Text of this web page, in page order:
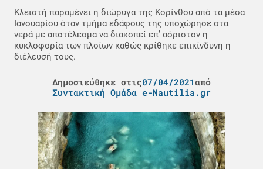
Κλειστή παραμένει η διώρυγα της Κορίνθου από τα μέσα
Ιανουαρίου όταν τμήμα εδάφους της υποχώρησε στα
νερά με αποτέλεσμα να διακοπεί επ’ αόριστον η
κυκλοφορία των πλοίων καθώς κρίθηκε επικίνδυνη η
διέλευσή τους.
Δημοσιεύθηκε στις07/04/2021από
Συντακτική Ομάδα e-Nautilia.gr